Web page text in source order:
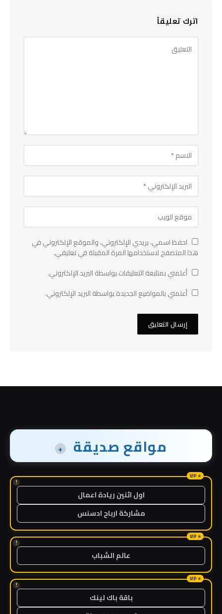
اترك تعليقاً
احفظ اسمي، بريدي الإلكتروني، والموقع الإلكتروني في
هذا المتصفح لاستخدامها المرة المقبلة في تعليقي.
أعلمني بمتابعة التعليقات بواسطة البريد الإلكتروني.
أعلمني بالمواضيع الجديدة بواسطة البريد الإلكتروني.
مواقع صديقة +
!
اول اثنين ريادة اعمال
مشاركة ارباح ادسنس
!
عالم الشباب
!
باقة باك لينك